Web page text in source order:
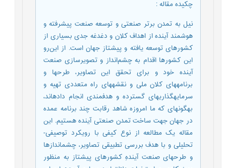
چکیده مقاله:
نیل به تمدن برتر صنعتی و توسعه صنعت پیشرفته و
هوشمند آینده از اهداف کلان و دغدغه جدی بسیاری‏ از
کشورهای توسعه یافته و پیشتاز جهان است. از این‌رو
این کشورها اقدام به چشم‌انداز و تصویرسازی صنعت
آینده خود و برای تحقق این تصاویر، طرح‏ها و
برنامه‏های کلان ملی و نقشه‏های راه متعددی تهیه و
سرمایه‏گذاری‏های گسترده و هدفمندی انجام داده‏اند،
به‏گونه‏ای که ما امروزه شاهد رقابت چند برنامه عمده
در جهان جهت ساخت تمدن صنعتی آینده هستیم. این
مقاله یک مطالعه از نوع کیفی با رویکرد توصیفی-
تحلیلی و با هدف بررسی تطبیقی تصاویر، چشم‏اندازها
و طرح‏های صنعت آیندهِ کشورهای پیشتاز به منظور